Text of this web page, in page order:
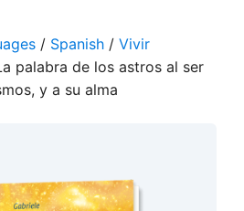
/ Spanish / Vivir
palabra de los astros al ser
y a su alma